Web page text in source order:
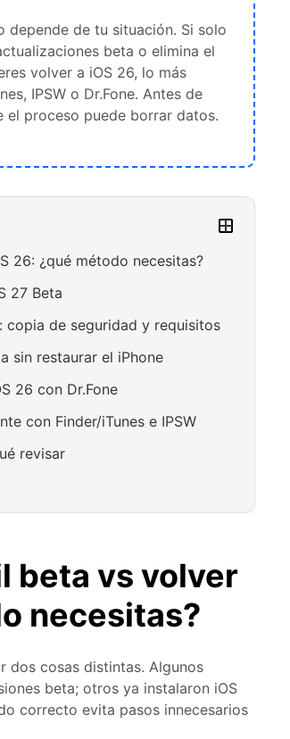
depende de tu situación. Si solo
beta o elimina el
volver a iOS 26, lo más
IPSW o Dr.Fone. Antes de
el proceso puede borrar datos.
26: ¿qué método necesitas?
27 Beta
copia de seguridad y requisitos
sin restaurar el iPhone
26 con Dr.Fone
con Finder/iTunes e IPSW
revisar
beta vs volver
necesitas?
dos cosas distintas. Algunos
beta; otros ya instalaron iOS
correcto evita pasos innecesarios